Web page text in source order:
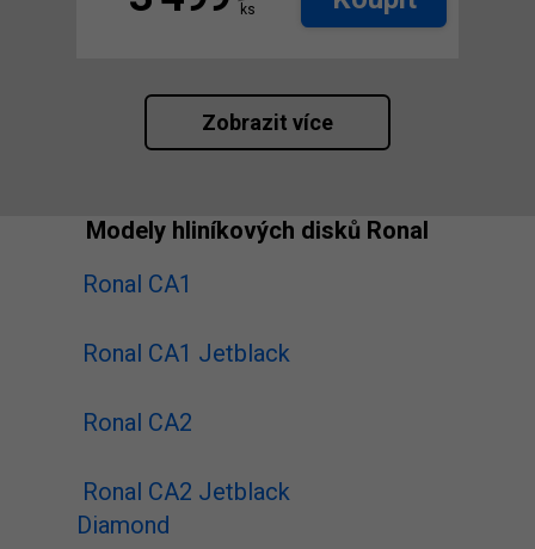
ks
Zobrazit více
Modely hliníkových disků Ronal
Ronal CA1
Ronal CA1 Jetblack
Ronal CA2
Ronal CA2 Jetblack
Diamond